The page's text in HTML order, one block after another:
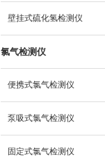
壁挂式硫化氢检测仪
氯气检测仪
便携式氯气检测仪
泵吸式氯气检测仪
固定式氯气检测仪